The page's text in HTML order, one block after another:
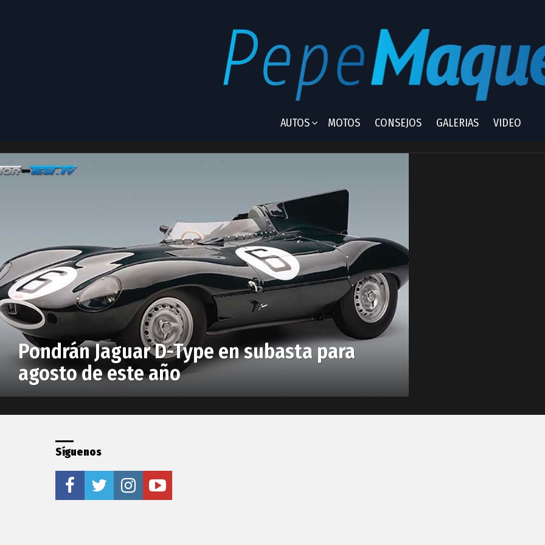
AUTOS MOTOS CONSEJOS GALERIAS VIDEO
C-
Latest
Pondrán Jaguar D-Type en subasta para
agosto de este año
Síguenos
facebooktwitter instagramyoutube